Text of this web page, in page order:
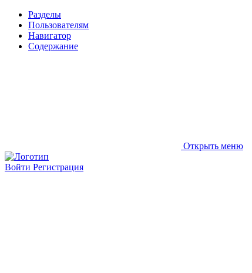
Разделы
Пользователям
Навигатор
Содержание
Открыть меню
Войти Регистрация